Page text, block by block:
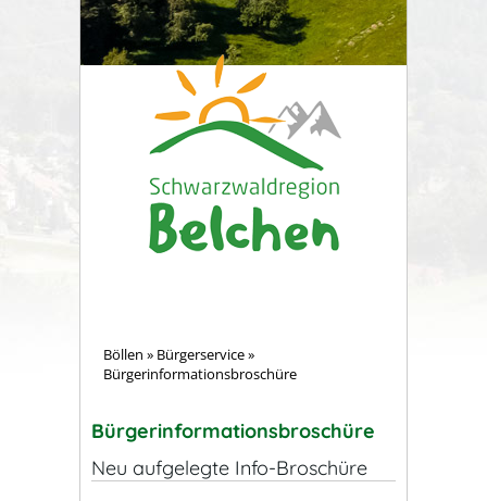
Böllen » Bürgerservice»
Bürgerinformationsbroschüre
Bürgerinformationsbroschüre
Neu aufgelegte Info-Broschüre